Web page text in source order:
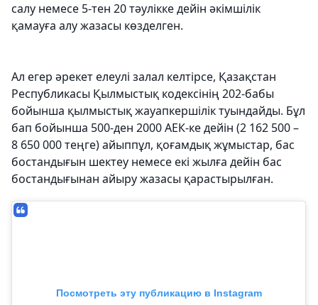
салу немесе 5-тен 20 тәулікке дейін әкімшілік
қамауға алу жазасы көзделген.
Ал егер әрекет елеулі залал келтірсе, Қазақстан
Республикасы Қылмыстық кодексінің 202-бабы
бойынша қылмыстық жауапкершілік туындайды. Бұл
бап бойынша 500-ден 2000 АЕК-ке дейін (2 162 500 –
8 650 000 теңге) айыппұл, қоғамдық жұмыстар, бас
бостандығын шектеу немесе екі жылға дейін бас
бостандығынан айыру жазасы қарастырылған.
Посмотреть эту публикацию в Instagram